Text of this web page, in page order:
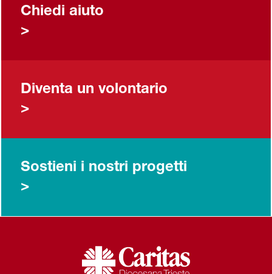
Chiedi aiuto
>
Diventa un volontario
>
Sostieni i nostri progetti
>